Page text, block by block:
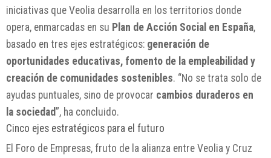
iniciativas que Veolia desarrolla en los territorios donde
opera, enmarcadas en su Plan de Acción Social en España,
basado en tres ejes estratégicos: generación de
oportunidades educativas, fomento de la empleabilidad y
creación de comunidades sostenibles. “No se trata solo de
ayudas puntuales, sino de provocar cambios duraderos en
la sociedad”, ha concluido.
Cinco ejes estratégicos para el futuro
El Foro de Empresas, fruto de la alianza entre Veolia y Cruz